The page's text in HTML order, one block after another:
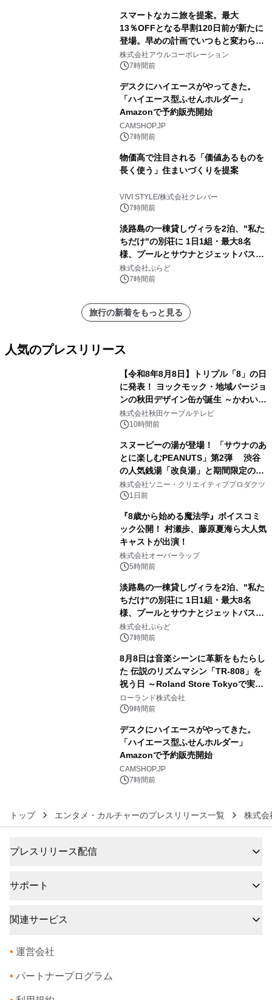
スマートなカニ旅を提案。最大
13％OFFとなる早割120日前が新たに
登場。早めの計画でいつもと変わらぬ
大人の冬旅を。ー夕日ヶ浦温泉「佳松
苑 別邸ふうか」ー
株式会社アウルコーポレーション
7時間前
デスクにハイエースがやってきた。
「ハイエース型ふせんホルダー」
Amazonで予約販売開始
CAMSHOP.JP
7時間前
物価高で注目される「価値あるものを
長く使う」住まいづくりを提案
VIVI STYLE/株式会社クレバー
7時間前
淡路島の一棟貸しヴィラを2泊、"私た
ちだけ"の別荘に 1日1組・最大8名
様、プールとサウナとジェットバス付
きで Villa Mon Temps AWAJIの連泊
素泊りプラン
株式会社ぷらど
7時間前
旅行の新着をもっと見る
人気のプレスリリース
【令和8年8月8日】トリプル「8」の日
に発表！ ヨックモック・地域バージョ
ンの秋田デザイン缶が誕生 ～かわいい
秋田犬の子犬と秋田の四季と名所を巡
るパッケージ～ 9月1日(火)秋田県内で
株式会社秋田ケーブルテレビ
10時間前
スヌーピーの湯が登場！ 「サウナのあ
とに楽しむPEANUTS」第2弾 渋谷
の人気銭湯「改良湯」と期間限定のコ
ラボレーション サウナイキタイコラ
ボグッズも発売決定！
株式会社ソニー・クリエイティブプロダクツ
1日前
『8歳から始める魔法学』ボイスコミ
ック公開！ 村瀬歩、藤原夏海ら大人気
キャストが出演！
株式会社オーバーラップ
5時間前
淡路島の一棟貸しヴィラを2泊、"私た
ちだけ"の別荘に 1日1組・最大8名
様、プールとサウナとジェットバス付
きで Villa Mon Temps AWAJIの連泊
素泊りプラン
株式会社ぷらど
7時間前
8月8日は音楽シーンに革新をもたらし
た 伝説のリズムマシン「TR-808」を
祝う日 ～Roland Store Tokyoで実機
を展示しての 記念キャンペーンを開
催 英国ラジオ「NTS」の 特別プログ
アーティストを フィーチャーしたアニ
メーションを公開～
ローランド株式会社
9時間前
デスクにハイエースがやってきた。
「ハイエース型ふせんホルダー」
Amazonで予約販売開始
CAMSHOP.JP
7時間前
トップ エンタメ・カルチャーのプレスリリース一覧 株式会
プレスリリース配信
サポート
関連サービス
• 運営会社
• パートナープログラム